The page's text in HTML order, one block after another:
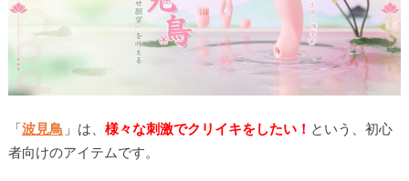
「波見鳥 」は、 様々な刺激でクリイキをしたい！ という、初心
者向けのアイテムです。